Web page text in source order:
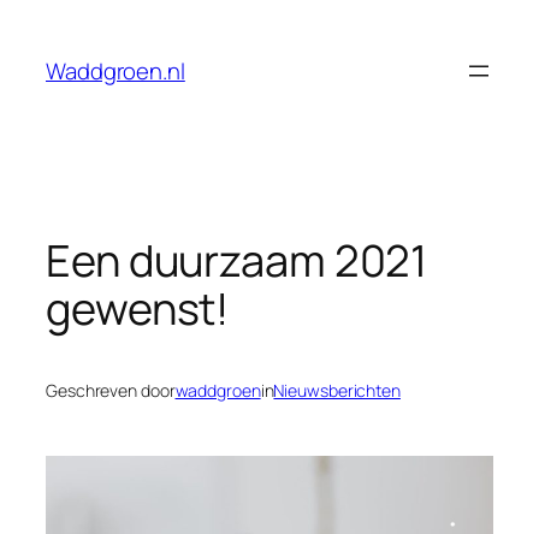
Waddgroen.nl
Een duurzaam 2021
gewenst!
Geschreven doorwaddgroeninNieuwsberichten